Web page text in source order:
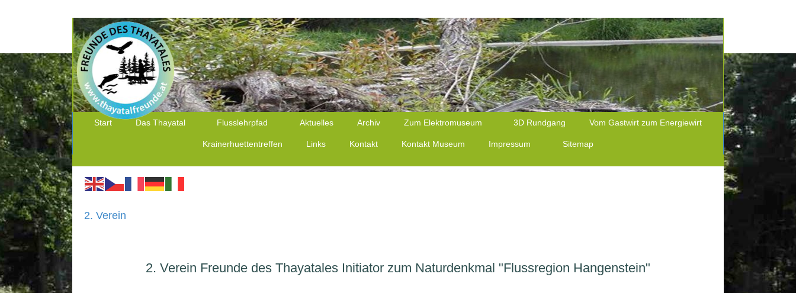
Start Das Thayatal Flusslehrpfad Aktuelles Archiv Zum Elektromuseum 3D Rundgang Vom Gastwirt zum Energiewirt
Krainerhuettentreffen Links Kontakt Kontakt Museum Impressum Sitemap
2. Verein
2. Verein Freunde des Thayatales Initiator zum Naturdenkmal "Flussregion Hangenstein"